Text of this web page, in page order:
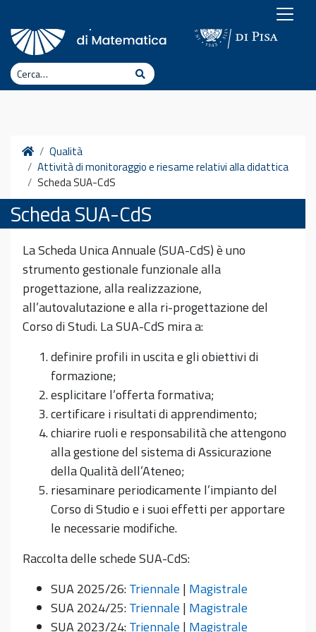
Cerca Cerca
HomeQualità
Attività di monitoraggio e riesame relativi alla didattica
Scheda SUA-CdS
Scheda SUA-CdS
La Scheda Unica Annuale (SUA-CdS) è uno
strumento gestionale funzionale alla
progettazione, alla realizzazione,
all’autovalutazione e alla ri-progettazione del
Corso di Studi. La SUA-CdS mira a:
definire profili in uscita e gli obiettivi di
formazione;
esplicitare l’offerta formativa;
certificare i risultati di apprendimento;
chiarire ruoli e responsabilità che attengono
alla gestione del sistema di Assicurazione
della Qualità dell’Ateneo;
riesaminare periodicamente l’impianto del
Corso di Studio e i suoi effetti per apportare
le necessarie modifiche.
Raccolta delle schede SUA-CdS:
SUA 2025/26:Triennale | Magistrale
SUA 2024/25:Triennale | Magistrale
SUA 2023/24:Triennale | Magistrale